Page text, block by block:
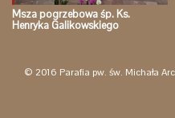
Msza pogrzebowa śp. Ks.
Henryka Galikowskiego
© 2016 Parafia pw. św. Michała